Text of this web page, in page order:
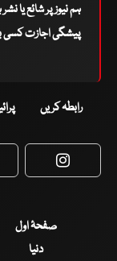
ہم نیوز پر شائع یا
پیشگی اجازت کسی
رابطہ کریں
صفحۂ اول
دنیا